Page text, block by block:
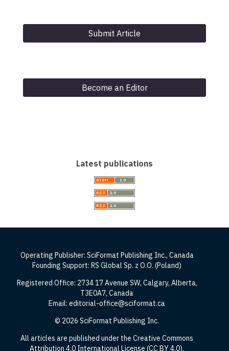
Submit Article
Become an Editor
Latest publications
Operating Publisher: SciFormat Publishing Inc., Canada
Founding Support: RS Global Sp. z O.O. (Poland)
Registered Office: 2734 17 Avenue SW, Calgary, Alberta,
T3E0A7, Canada
Email: editorial-office@sciformat.ca
© 2026 SciFormat Publishing Inc.
All articles are published under the Creative Commons
Attribution 4.0 International License (CC BY 4.0).